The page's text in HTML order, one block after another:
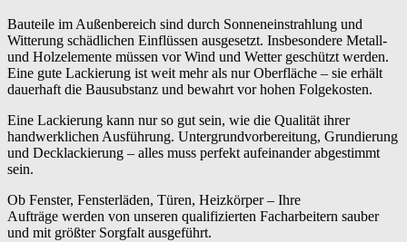
Bauteile im Außenbereich sind durch Sonneneinstrahlung und
Witterung schädlichen Einflüssen ausgesetzt. Insbesondere Metall-
und Holzelemente müssen vor Wind und Wetter geschützt werden.
Eine gute Lackierung ist weit mehr als nur Oberfläche – sie erhält
dauerhaft die Bausubstanz und bewahrt vor hohen Folgekosten.
Eine Lackierung kann nur so gut sein, wie die Qualität ihrer
handwerklichen Ausführung. Untergrundvorbereitung, Grundierung
und Decklackierung – alles muss perfekt aufeinander abgestimmt
sein.
Ob Fenster, Fensterläden, Türen, Heizkörper – Ihre
Aufträge werden von unseren qualifizierten Facharbeitern sauber
und mit größter Sorgfalt ausgeführt.